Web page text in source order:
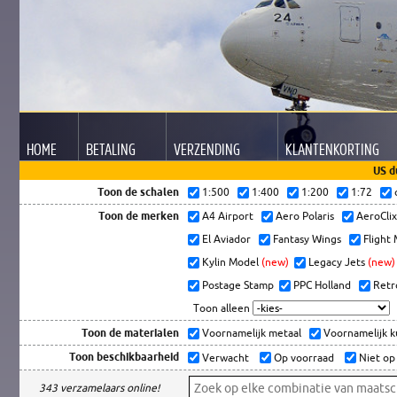
HOME BETALING VERZENDING KLANTENKORTING
US
Toon de schalen
1:500 1:400 1:200 1:72
Toon de merken A4 Airport Aero Polaris
El Aviador
Fantasy Wings
Flight
Kylin Model (new) Legacy Jets (new)
Postage Stamp
PPC Holland
Toon alleen
Toon de materialen Voornamelijk metaal Voornamelijk
Toon beschikbaarheid Verwacht Op voorraad Niet
343 verzamelaars online!